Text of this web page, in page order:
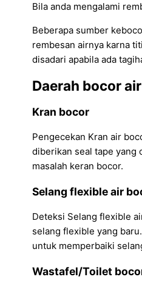
Bila anda mengalami
Beberapa sumber
rembesan airnya karna
disadari apabila ada
Daerah bocor
Kran bocor
Pengecekan Kran air
diberikan seal tape yang
masalah keran bocor.
Selang flexible air
Deteksi Selang flexible
selang flexible yang
untuk memperbaiki
Wastafel/Toilet